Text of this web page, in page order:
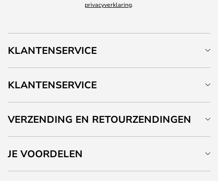
privacyverklaring.
KLANTENSERVICE
KLANTENSERVICE
VERZENDING EN RETOURZENDINGEN
JE VOORDELEN